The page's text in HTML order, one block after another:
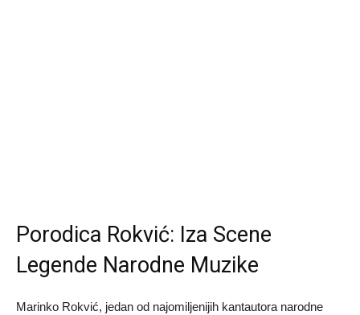
Porodica Rokvić: Iza Scene
Legende Narodne Muzike
Marinko Rokvić, jedan od najomiljenijih kantautora narodne